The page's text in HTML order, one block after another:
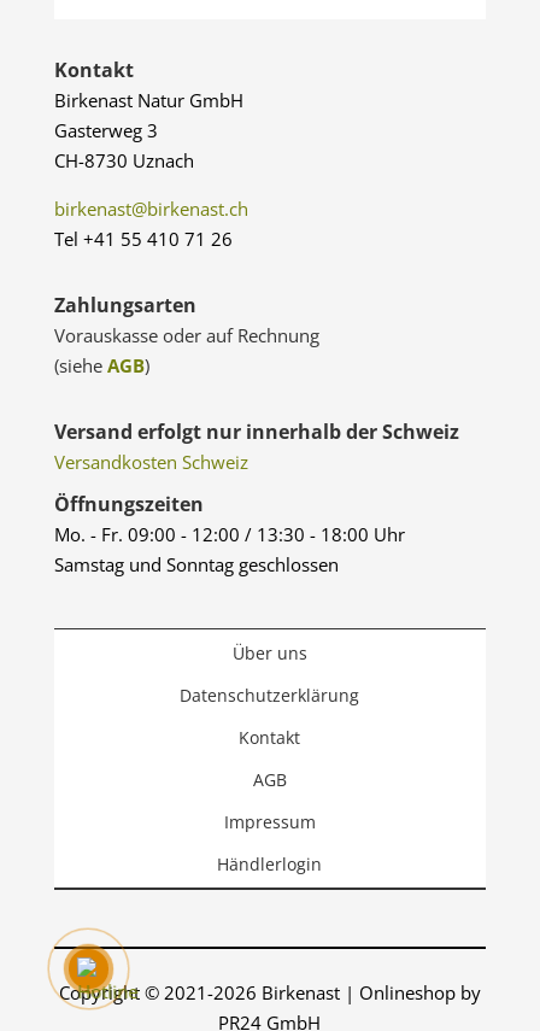
Kontakt
Birkenast Natur GmbH
Gasterweg 3
CH-8730 Uznach
birkenast@birkenast.ch
Tel +41 55 410 71 26
Zahlungsarten
Vorauskasse oder auf Rechnung
(siehe AGB)
Versand erfolgt nur innerhalb der Schweiz
Versandkosten Schweiz
Öffnungszeiten
Mo. - Fr. 09:00 - 12:00 / 13:30 - 18:00 Uhr
Samstag und Sonntag geschlossen
Über uns
Datenschutzerklärung
Kontakt
AGB
Impressum
Händlerlogin
Copyright © 2021-2026 Birkenast | Onlineshop by
PR24 GmbH